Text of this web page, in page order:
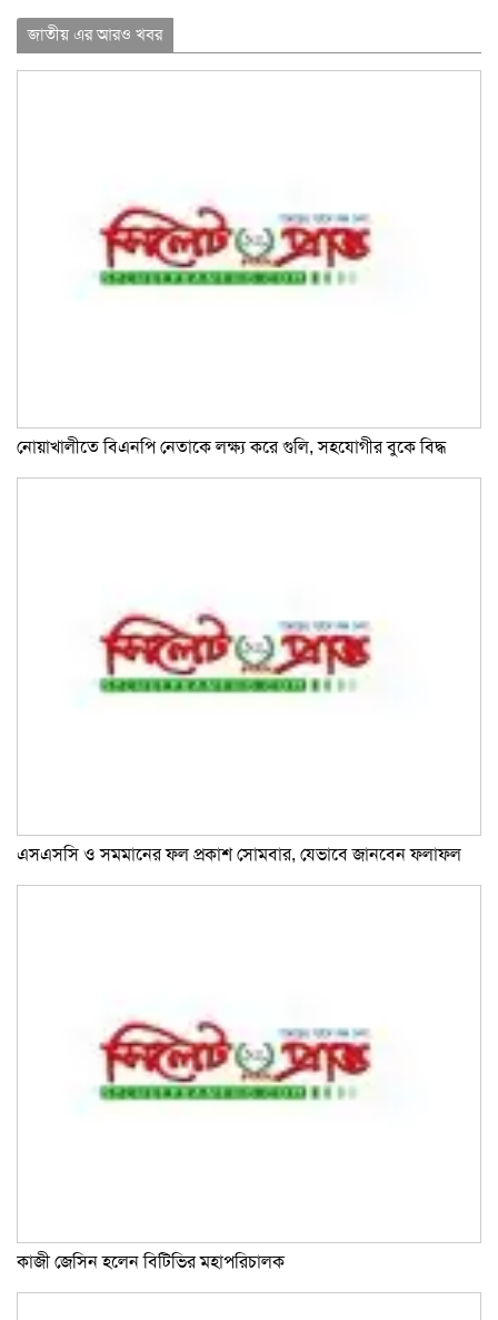
জাতীয় এর আরও খবর
নোয়াখালীতে বিএনপি নেতাকে লক্ষ্য করে গুলি, সহযোগীর বুকে বিদ্ধ
এসএসসি ও সমমানের ফল প্রকাশ সোমবার, যেভাবে জানবেন ফলাফল
কাজী জেসিন হলেন বিটিভির মহাপরিচালক